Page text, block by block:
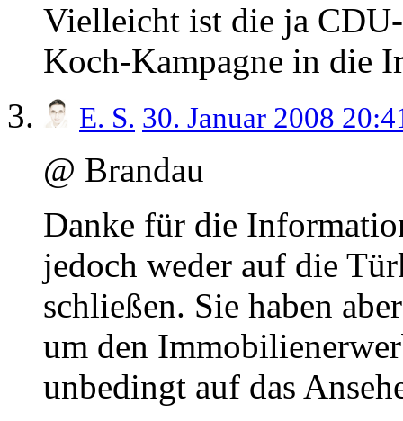
Vielleicht ist die ja
Koch-Kampagne in die
E. S. 30. Januar 2008
@ Brandau
Danke für die
jedoch weder auf die
schließen. Sie haben
um den
unbedingt auf das